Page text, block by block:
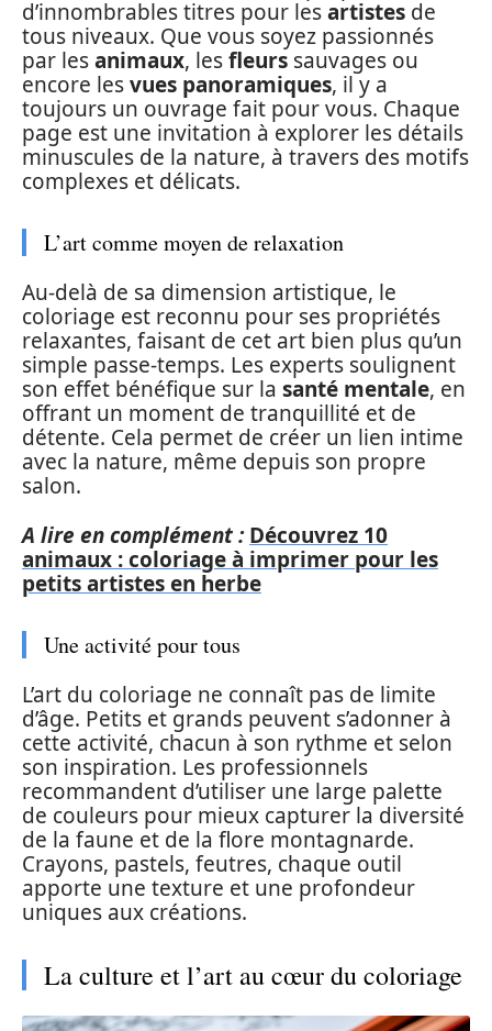
d’innombrables titres pour lesartistes de
tous niveaux. Que vous soyez passionnés
par lesanimaux, lesfleurs sauvages ou
encore lesvues panoramiques, il y a
toujours un ouvrage fait pour vous. Chaque
page est une invitation à explorer les détails
minuscules de la nature, à travers des motifs
complexes et délicats.
L’art comme moyen de relaxation
Au-delà de sa dimension artistique, le
coloriage est reconnu pour ses propriétés
relaxantes, faisant de cet art bien plus qu’un
simple passe-temps. Les experts soulignent
son effet bénéfique sur la santé mentale, en
offrant un moment de tranquillité et de
détente. Cela permet de créer un lien intime
avec la nature, même depuis son propre
salon.
A lire en complément : Découvrez 10
animaux : coloriage à imprimer pour les
petits artistes en herbe
Une activité pour tous
L’art du coloriage ne connaît pas de limite
d’âge. Petits et grands peuvent s’adonner à
cette activité, chacun à son rythme et selon
son inspiration. Les professionnels
recommandent d’utiliser une large palette
de couleurs pour mieux capturer la diversité
de la faune et de la flore montagnarde.
Crayons, pastels, feutres, chaque outil
apporte une texture et une profondeur
uniques aux créations.
La culture et l’art au cœur du coloriage